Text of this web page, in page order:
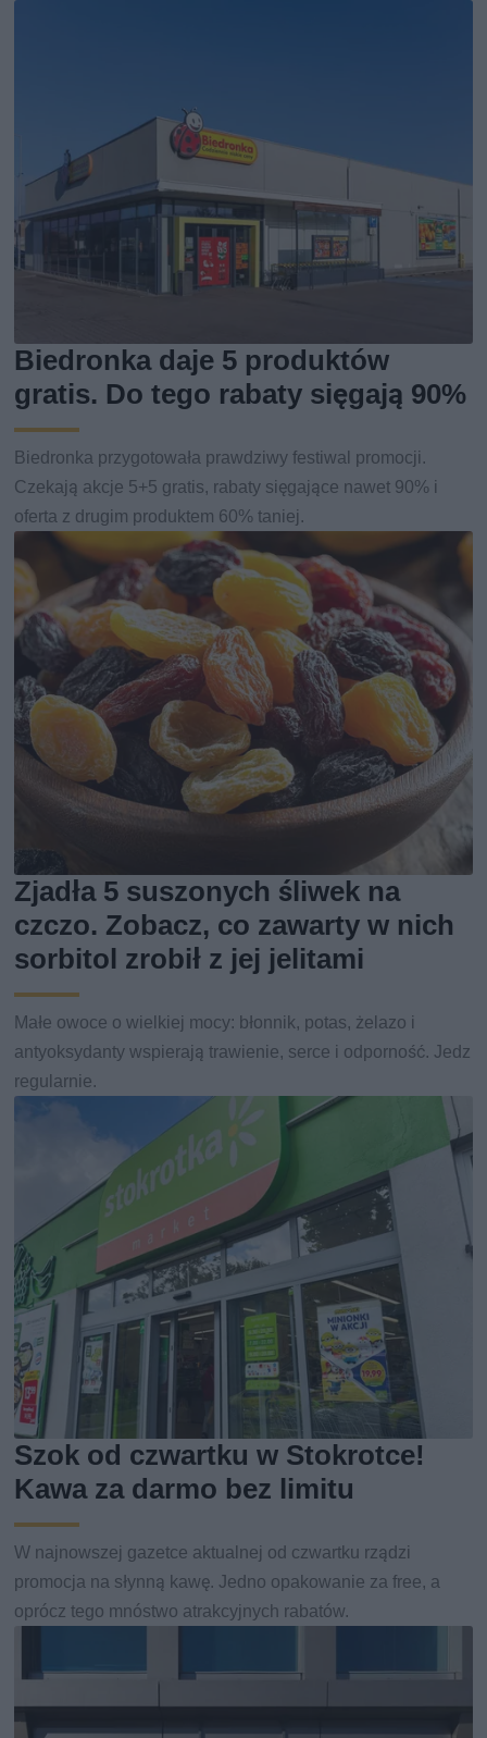
Biedronka daje 5 produktów
gratis. Do tego rabaty sięgają 90%
Biedronka przygotowała prawdziwy festiwal promocji.
Czekają akcje 5+5 gratis, rabaty sięgające nawet 90% i
oferta z drugim produktem 60% taniej.
Zjadła 5 suszonych śliwek na
czczo. Zobacz, co zawarty w nich
sorbitol zrobił z jej jelitami
Małe owoce o wielkiej mocy: błonnik, potas, żelazo i
antyoksydanty wspierają trawienie, serce i odporność. Jedz
regularnie.
Szok od czwartku w Stokrotce!
Kawa za darmo bez limitu
W najnowszej gazetce aktualnej od czwartku rządzi
promocja na słynną kawę. Jedno opakowanie za free, a
oprócz tego mnóstwo atrakcyjnych rabatów.